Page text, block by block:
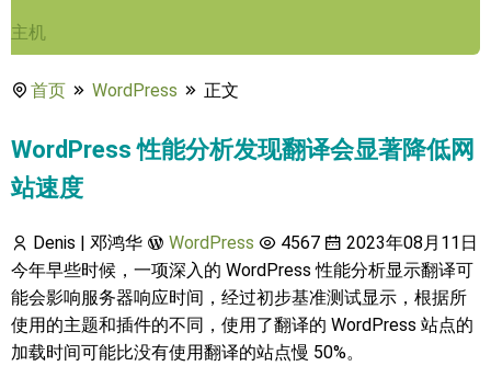
主机
首页 WordPress 正文
WordPress 性能分析发现翻译会显著降低网
站速度
Denis | 邓鸿华 WordPress 4567
2023年08月11日
今年早些时候，一项深入的 WordPress 性能分析显示翻译可
能会影响服务器响应时间，经过初步基准测试显示，根据所
使用的主题和插件的不同，使用了翻译的 WordPress 站点的
加载时间可能比没有使用翻译的站点慢 50%。